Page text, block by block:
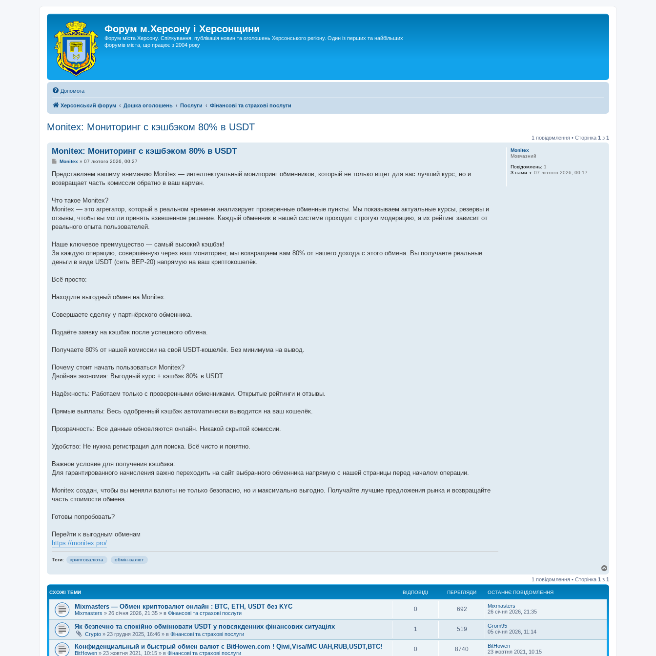
Форум м.Херсону і Херсонщини
Форум міста Херсону. Спілкування, публікація новин та оголошень Херсонського регіону. Один із перших та найбільших
форумів міста, що працює з 2004 року
Допомога
Херсонський форум Дошка оголошень Послуги Фінансові та страхові послуги
Monitex: Мониторинг с кэшбэком 80% в USDT
1 повідомлення • Сторінка 1 з 1
Monitex
Мовчазний
Повідомлень: 1
З нами з: 07 лютого 2026, 00:17
Monitex: Мониторинг с кэшбэком 80% в USDT
П
в
д
л
е
н
я
Monitex » 07 лютого 2026, 00:27
Представляем вашему вниманию Monitex — интеллектуальный мониторинг обменников, который не только ищет для вас лучший курс, но и
возвращает часть комиссии обратно в ваш карман.
Что такое Monitex?
Monitex — это агрегатор, который в реальном времени анализирует проверенные обменные пункты. Мы показываем актуальные курсы, резервы и
отзывы, чтобы вы могли принять взвешенное решение. Каждый обменник в нашей системе проходит строгую модерацию, а их рейтинг зависит от
реального опыта пользователей.
Наше ключевое преимущество — самый высокий кэшбэк!
За каждую операцию, совершённую через наш мониторинг, мы возвращаем вам 80% от нашего дохода с этого обмена. Вы получаете реальные
деньги в виде USDT (сеть BEP-20) напрямую на ваш криптокошелёк.
Всё просто:
Находите выгодный обмен на Monitex.
Совершаете сделку у партнёрского обменника.
Подаёте заявку на кэшбэк после успешного обмена.
Получаете 80% от нашей комиссии на свой USDT-кошелёк. Без минимума на вывод.
Почему стоит начать пользоваться Monitex?
Двойная экономия: Выгодный курс + кэшбэк 80% в USDT.
Надёжность: Работаем только с проверенными обменниками. Открытые рейтинги и отзывы.
Прямые выплаты: Весь одобренный кэшбэк автоматически выводится на ваш кошелёк.
Прозрачность: Все данные обновляются онлайн. Никакой скрытой комиссии.
Удобство: Не нужна регистрация для поиска. Всё чисто и понятно.
Важное условие для получения кэшбэка:
Для гарантированного начисления важно переходить на сайт выбранного обменника напрямую с нашей страницы перед началом операции.
Monitex создан, чтобы вы меняли валюты не только безопасно, но и максимально выгодно. Получайте лучшие предложения рынка и возвращайте
часть стоимости обмена.
Готовы попробовать?
Перейти к выгодным обменам
https://monitex.pro/
Теги: криптовалюта обмін-валют
г
о
1 повідомлення • Сторінка 1 з 1
СХОЖІ ТЕМИ ВІДПОВІДІ ПЕРЕГЛЯДИ ОСТАННЄ ПОВІДОМЛЕННЯ
Mixmasters — Обмен криптовалют онлайн : BTC, ETH, USDT без KYC
Mixmasters » 26 січня 2026, 21:35 » в Фінансові та страхові послуги
0 692
Mixmasters
26 січня 2026, 21:35
Як безпечно та спокійно обмінювати USDT у повсякденних фінансових ситуаціях
Crypto » 23 грудня 2025, 16:46 » в Фінансові та страхові послуги
1 519
Grom95
05 січня 2026, 11:14
Конфиденциальный и быстрый обмен валют с BitHowen.com ! Qiwi,Visa/MC UAH,RUB,USDT,BTC!
BitHowen » 23 жовтня 2021, 10:15 » в Фінансові та страхові послуги
0 8740
BitHowen
23 жовтня 2021, 10:15